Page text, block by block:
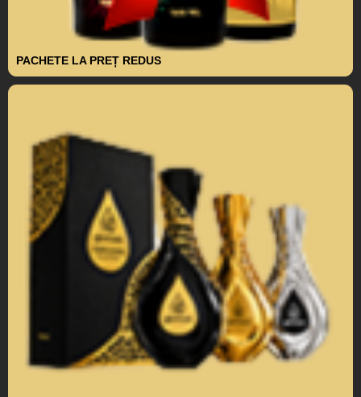
PACHETE LA PREȚ REDUS